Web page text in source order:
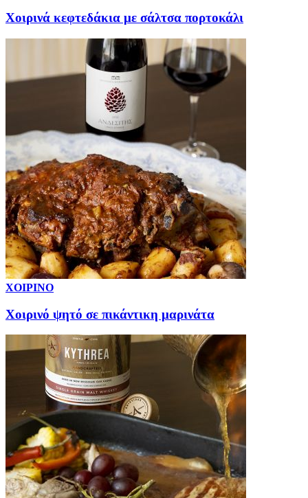
Χοιρινά κεφτεδάκια με σάλτσα πορτοκάλι
ΧΟΙΡΙΝΟ
Χοιρινό ψητό σε πικάντικη μαρινάτα